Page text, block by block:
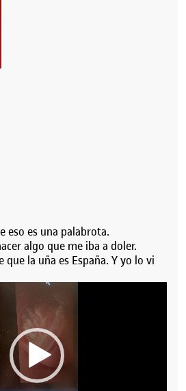
eso es una palabrota.
algo que me iba a doler.
que la uña es España. Y yo lo vi